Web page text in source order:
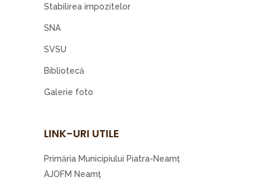
Stabilirea impozitelor
SNA
SVSU
Bibliotecă
Galerie foto
LINK-URI UTILE
Primăria Municipiului Piatra-Neamţ
AJOFM Neamţ